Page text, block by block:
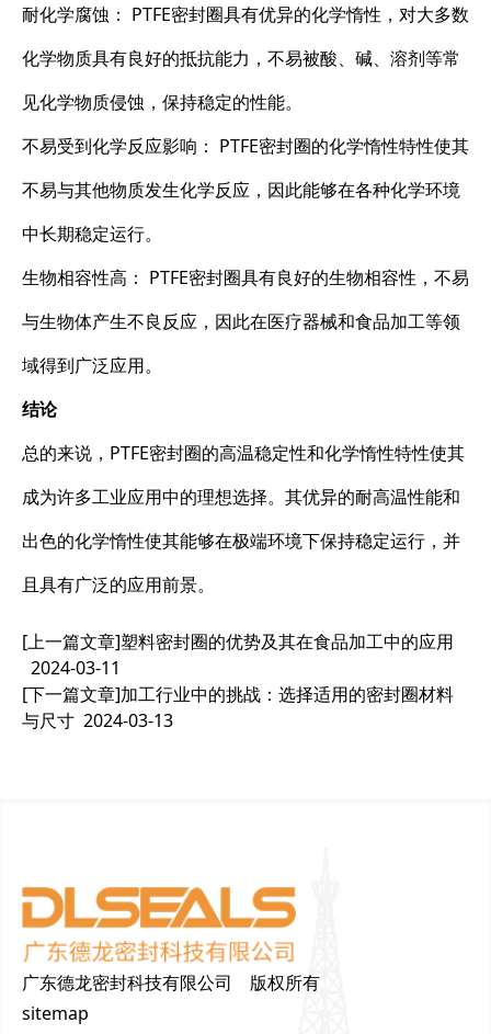
耐化学腐蚀： PTFE密封圈具有优异的化学惰性，对大多数
化学物质具有良好的抵抗能力，不易被酸、碱、溶剂等常
见化学物质侵蚀，保持稳定的性能。
不易受到化学反应影响： PTFE密封圈的化学惰性特性使其
不易与其他物质发生化学反应，因此能够在各种化学环境
中长期稳定运行。
生物相容性高： PTFE密封圈具有良好的生物相容性，不易
与生物体产生不良反应，因此在医疗器械和食品加工等领
域得到广泛应用。
结论
总的来说，PTFE密封圈的高温稳定性和化学惰性特性使其
成为许多工业应用中的理想选择。其优异的耐高温性能和
出色的化学惰性使其能够在极端环境下保持稳定运行，并
且具有广泛的应用前景。
[上一篇文章]塑料密封圈的优势及其在食品加工中的应用
2024-03-11
[下一篇文章]加工行业中的挑战：选择适用的密封圈材料
与尺寸 2024-03-13
广东德龙密封科技有限公司 版权所有
sitemap